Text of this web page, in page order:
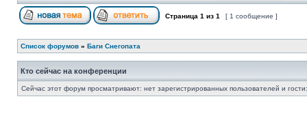
Страница 1 из 1 [ 1 сообщение ]
Список форумов » Баги Снегопата
Кто сейчас на конференции
Сейчас этот форум просматривают: нет зарегистрированных пользователей и